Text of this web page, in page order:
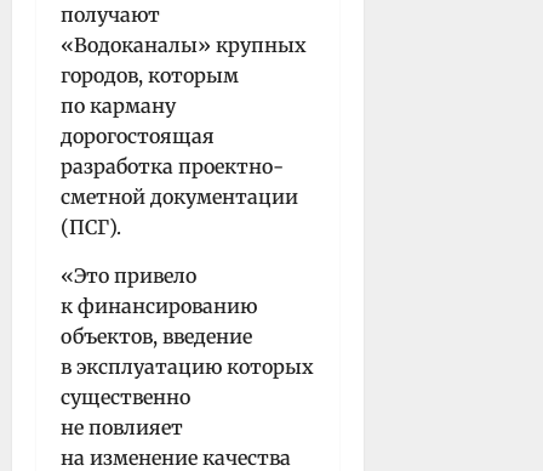
получают
«Водоканалы» крупных
городов, которым
по карману
дорогостоящая
разработка проектно-
сметной документации
(ПСГ).
«Это привело
к финансированию
объектов, введение
в эксплуатацию которых
существенно
не повлияет
на изменение качества